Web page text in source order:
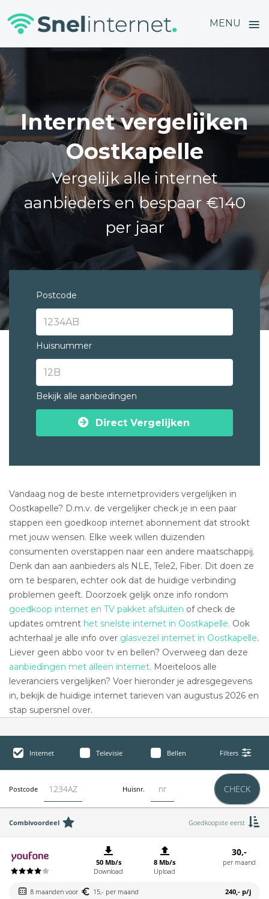
MENU ≡
Skip
to
content
Internet vergelijken
Oostkapelle
Vergelijk alle internet
aanbieders en bespaar €140
per jaar
Postcode
Huisnummer
Bekijk alle aanbiedingen
Direct Vergelijken
Vandaag nog de beste internetproviders vergelijken in
Oostkapelle? D.m.v. de vergelijker check je in een paar
stappen een goedkoop internet abonnement dat strookt
met jouw wensen. Elke week willen duizenden
consumenten overstappen naar een andere maatschappij.
Denk dan aan aanbieders als NLE, Tele2, Fiber. Dit doen ze
om te besparen, echter ook dat de huidige verbinding
problemen geeft. Doorzoek gelijk onze info rondom
goedkoop internet en TV pakket afsluiten of check de
updates omtrent het snelste internet in Oostkapelle. Ook
achterhaal je alle info over glasvezel internet in Oostkapelle.
Liever geen abbo voor tv en bellen? Overweeg dan deze
aanbiedingen met alleen internet. Moeiteloos alle
leveranciers vergelijken? Voer hieronder je adresgegevens
in, bekijk de huidige internet tarieven van augustus 2026 en
stap supersnel over.
Internet Televisie Bellen Filters
Postcode Huisnr. CHECK
Combivoordeel Goedkoopste eerst
50 Mb/s
Download
8 Mb/s
Upload
30,-
per maand
8 maanden voor 15,- per maand 240,- p/j